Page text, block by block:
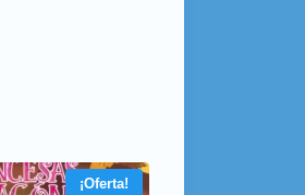
¡Oferta!